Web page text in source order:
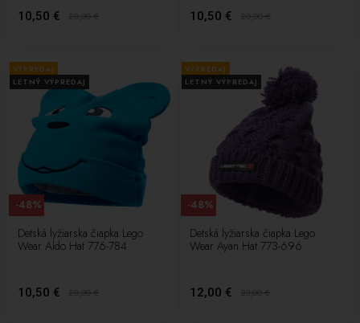
10,50 € 20,00€ 10,50 € 20,00€
VÝPREDAJ
LETNÝ VÝPREDAJ
Detská lyžiarska čiapka Lego
Wear Aldo Hat 776-784
10,50 € 20,00€
-48%
VÝPREDAJ
LETNÝ VÝPREDAJ
Detská lyžiarska čiapka Lego
Wear Ayan Hat 773-696
12,00 € 23,00€
-48%